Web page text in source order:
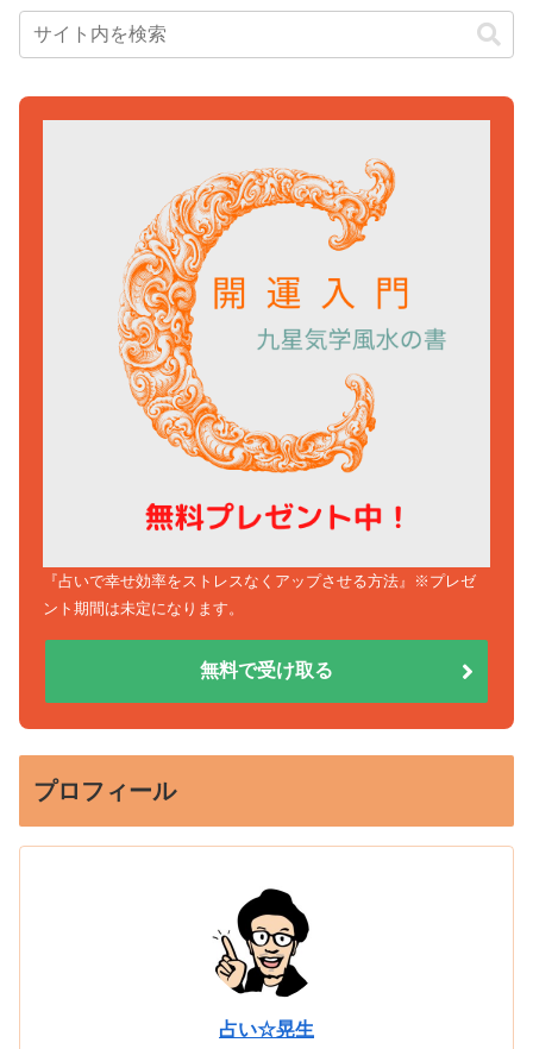
『占いで幸せ効率をストレスなくアップさせる方法』※プレゼ
ント期間は未定になります。
無料で受け取る
プロフィール
占い☆晃生